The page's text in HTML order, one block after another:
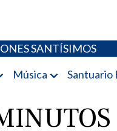
SANTÍSIMOS
Música Santuario